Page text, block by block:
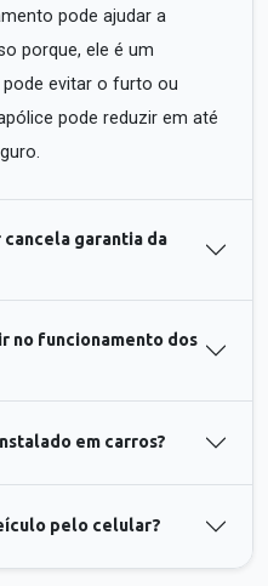
pode ajudar a
porque, ele é um
pode evitar o furto ou
pode reduzir em até
garantia da
no funcionamento dos
em carros?
pelo celular?